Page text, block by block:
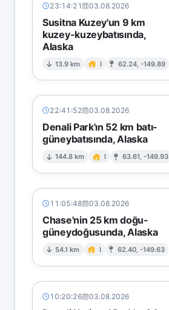
23:14:21 03.08.2026
Susitna Kuzey'un 9 km
kuzey-kuzeybatısında,
Alaska
13.9 km I 62.24, -149.89
22:41:52 03.08.2026
Denali Park'ın 52 km batı-
güneybatısında, Alaska
144.8 km I 63.61, -149.93
11:05:48 03.08.2026
Chase'nin 25 km doğu-
güneydoğusunda, Alaska
54.1 km I 62.40, -149.63
10:20:26 03.08.2026